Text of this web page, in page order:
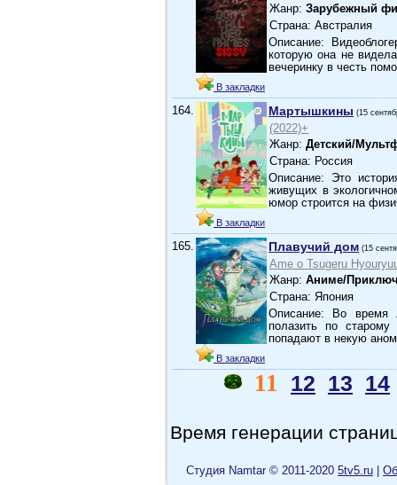
В закладки
Жанр: Зарубежный
Страна: Австралия
Описание:
которую она не
вечеринку в честь помо
164.
В закладки
Мартышкины (15
(2022)+
Жанр: Детский/
Страна: Россия
Описание: Это
живущих в
юмор строится на
165.
В закладки
Плавучий дом (15
Ame o Tsugeru
Жанр: Аниме/
Страна: Япония
Описание: Во время
полазить по
попадают в некую
11 12 13 14
Время генерации
Cтудия Namtar © 2011-2020 5tv5.ru